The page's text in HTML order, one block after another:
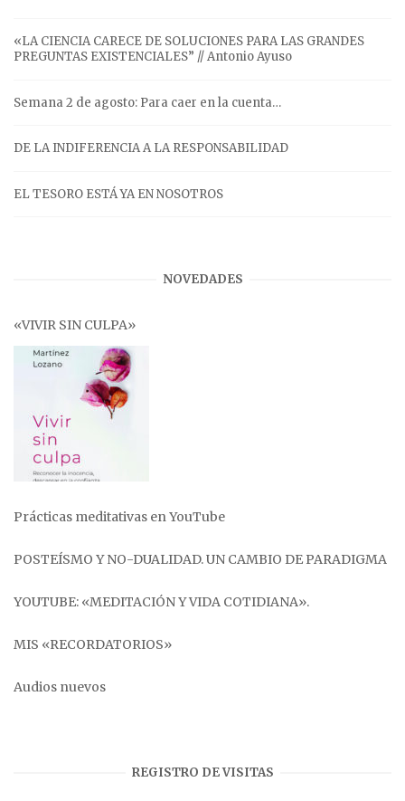
«LA CIENCIA CARECE DE SOLUCIONES PARA LAS GRANDES
PREGUNTAS EXISTENCIALES” // Antonio Ayuso
Semana 2 de agosto: Para caer en la cuenta…
DE LA INDIFERENCIA A LA RESPONSABILIDAD
EL TESORO ESTÁ YA EN NOSOTROS
NOVEDADES
«VIVIR SIN CULPA»
Prácticas meditativas en YouTube
POSTEÍSMO Y NO-DUALIDAD. UN CAMBIO DE PARADIGMA
YOUTUBE: «MEDITACIÓN Y VIDA COTIDIANA».
MIS «RECORDATORIOS»
Audios nuevos
REGISTRO DE VISITAS